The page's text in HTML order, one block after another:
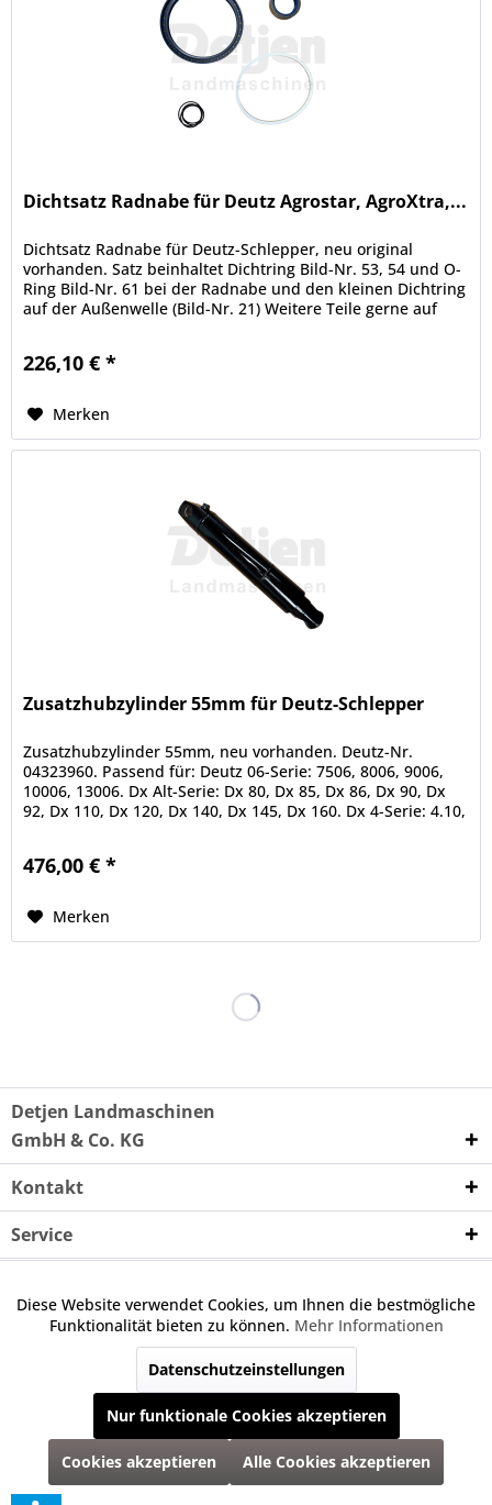
Dichtsatz Radnabe für Deutz Agrostar, AgroXtra,...
Dichtsatz Radnabe für Deutz-Schlepper, neu original
vorhanden. Satz beinhaltet Dichtring Bild-Nr. 53, 54 und O-
Ring Bild-Nr. 61 bei der Radnabe und den kleinen Dichtring
auf der Außenwelle (Bild-Nr. 21) Weitere Teile gerne auf
226,10 € *
Merken
Zusatzhubzylinder 55mm für Deutz-Schlepper
Zusatzhubzylinder 55mm, neu vorhanden. Deutz-Nr.
04323960. Passend für: Deutz 06-Serie: 7506, 8006, 9006,
10006, 13006. Dx Alt-Serie: Dx 80, Dx 85, Dx 86, Dx 90, Dx
92, Dx 110, Dx 120, Dx 140, Dx 145, Dx 160. Dx 4-Serie: 4.10,
476,00 € *
Merken
Detjen Landmaschinen
GmbH & Co. KG
Kontakt
Service
angebotenen Ersatzteilen um keine Originalteile. Die
angegebene Nummer dient nur zu Vergleichszwecken.
* Alle Preise inkl. gesetzl. Mehrwertsteuer zzgl.Versandkostenund ggf.
Nachnahmegebühren, wenn nicht anders beschrieben
Funktionale Aktiv
Inaktiv
Tracking Inaktiv
Diese Website verwendet Cookies, um Ihnen die bestmögliche
Funktionalität bieten zu können. Mehr Informationen
Datenschutzeinstellungen
Nur funktionale Cookies akzeptieren
Cookies akzeptieren Alle Cookies akzeptieren